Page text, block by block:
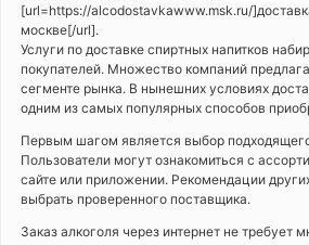
[url=https://alcodostavkawww.msk.ru/
москве[/url].
Услуги по доставке спиртных напитков
покупателей. Множество компаний
сегменте рынка. В нынешних условиях
одним из самых популярных способов
Первым шагом является выбор
Пользователи могут ознакомиться с
сайте или приложении. Рекомендации
выбрать проверенного поставщика.
Заказ алкоголя через интернет не требует